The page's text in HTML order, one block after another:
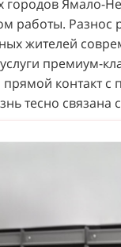
Ямало-
работы.
жителей
премиум-
прямой контакт
тесно связана